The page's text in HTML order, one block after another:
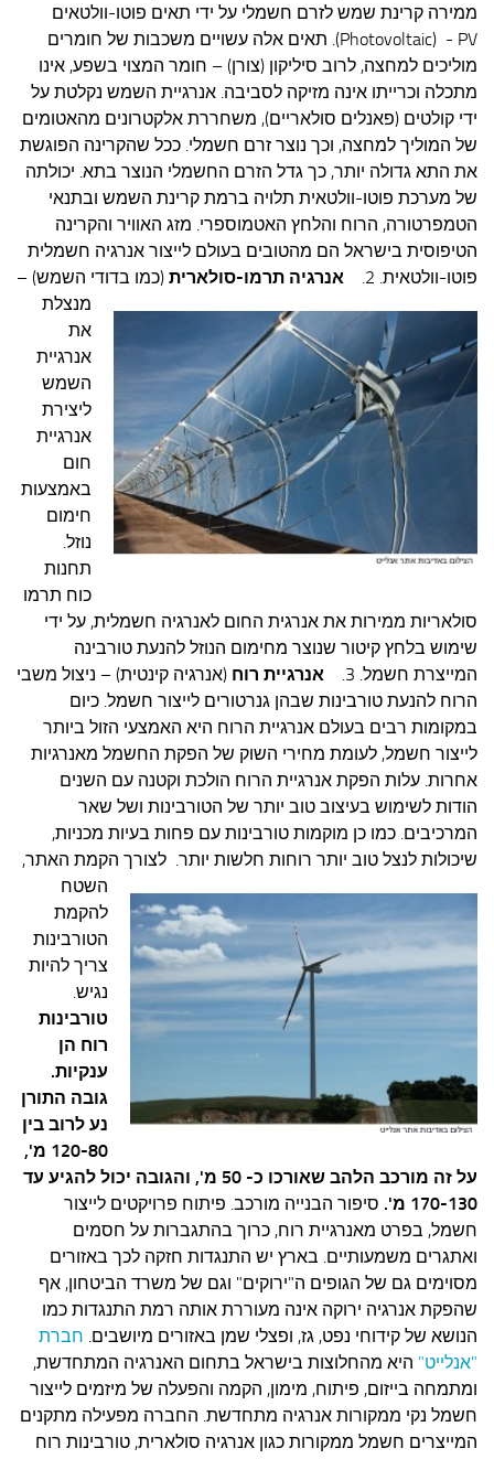
ממירה קרינת שמש לזרם חשמלי על ידי תאים פוטו-וולטאים
Photovoltaic) - PV). תאים אלה עשויים משכבות של חומרים
מוליכים למחצה, לרוב סיליקון (צורן) – חומר המצוי בשפע, אינו
מתכלה וכרייתו אינה מזיקה לסביבה. אנרגיית השמש נקלטת על
ידי קולטים (פאנלים סולאריים), משחררת אלקטרונים מהאטומים
של המוליך למחצה, וכך נוצר זרם חשמלי. ככל שהקרינה הפוגשת
את התא גדולה יותר, כך גדל הזרם החשמלי הנוצר בתא. יכולתה
של מערכת פוטו-וולטאית תלויה ברמת קרינת השמש ובתנאי
הטמפרטורה, הרוח והלחץ האטמוספרי. מזג האוויר והקרינה
הטיפוסית בישראל הם מהטובים בעולם לייצור אנרגיה חשמלית
פוטו-וולטאית. 2. אנרגיה תרמו-סולארית (כמו בדודי השמש) –
מנצלת
את
אנרגיית
השמש
ליצירת
אנרגיית
חום
באמצעות
חימום
נוזל.
תחנות
כוח תרמו
סולאריות ממירות את אנרגית החום לאנרגיה חשמלית, על ידי
שימוש בלחץ קיטור שנוצר מחימום הנוזל להנעת טורבינה
המייצרת חשמל. 3. אנרגיית רוח (אנרגיה קינטית) – ניצול משבי
הרוח להנעת טורבינות שבהן גנרטורים לייצור חשמל. כיום
במקומות רבים בעולם אנרגיית הרוח היא האמצעי הזול ביותר
לייצור חשמל, לעומת מחירי השוק של הפקת החשמל מאנרגיות
אחרות. עלות הפקת אנרגיית הרוח הולכת וקטנה עם השנים
הודות לשימוש בעיצוב טוב יותר של הטורבינות ושל שאר
המרכיבים. כמו כן מוקמות טורבינות עם פחות בעיות מכניות,
שיכולות לנצל טוב יותר רוחות חלשות יותר. לצורך הקמת האתר,
השטח
להקמת
הטורבינות
צריך להיות
נגיש.
טורבינות
רוח הן
ענקיות.
גובה התורן
נע לרוב בין
120-80 מ',
על זה מורכב הלהב שאורכו כ- 50 מ', והגובה יכול להגיע עד
170-130 מ'.
סיפור הבנייה מורכב. פיתוח פרויקטים לייצור
חשמל, בפרט מאנרגיית רוח, כרוך בהתגברות על חסמים
ואתגרים משמעותיים. בארץ יש התנגדות חזקה לכך באזורים
מסוימים גם של הגופים ה"ירוקים" וגם של משרד הביטחון, אף
שהפקת אנרגיה ירוקה אינה מעוררת אותה רמת התנגדות כמו
הנושא של קידוחי נפט, גז, ופצלי שמן באזורים מיושבים. חברת
"אנלייט" היא מהחלוצות בישראל בתחום האנרגיה המתחדשת,
ומתמחה בייזום, פיתוח, מימון, הקמה והפעלה של מיזמים לייצור
חשמל נקי ממקורות אנרגיה מתחדשת. החברה מפעילה מתקנים
המייצרים חשמל ממקורות כגון אנרגיה סולארית, טורבינות רוח